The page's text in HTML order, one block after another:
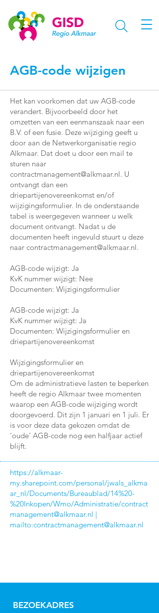
AGB-code wijzigen
Het kan voorkomen dat uw AGB-code
verandert. Bijvoorbeeld door het
omzetten van een eenmanszaak naar een
B.V. of een fusie. Deze wijziging geeft u
door aan de Netwerkorganisatie regio
Alkmaar. Dat doet u door een mail te
sturen naar
contractmanagement@alkmaar.nl. U
ontvangt dan een
driepartijenovereenkomst en/of
wijzigingsformulier. In de onderstaande
tabel is weergegeven wanneer u welk
document ontvangt. Nadat u de
documenten heeft ingevuld stuurt u deze
naar contractmanagement@alkmaar.nl.
AGB-code wijzigt: Ja
KvK nummer wijzigt: Nee
Documenten: Wijzigingsformulier
AGB-code wijzigt: Ja
KvK nummer wijzigt: Ja
Documenten: Wijzigingsformulier en
driepartijenovereenkomst
Wijzigingsformulier en
driepartijenovereenkomst
Om de administratieve lasten te beperken
heeft de regio Alkmaar twee momenten
waarop een AGB-code wijziging wordt
doorgevoerd. Dit zijn 1 januari en 1 juli. Er
is voor deze data gekozen omdat de
‘oude’ AGB-code nog een halfjaar actief
blijft.
https://alkmaar-
my.sharepoint.com/personal/jwals_alkma
ar_nl/Documents/Bureaublad/14%20-
%20Inkopen/Wmo/Administratie/contract
management@alkmaar.nl |
mailto:contractmanagement@alkmaar.nl
BEZOEKADRES